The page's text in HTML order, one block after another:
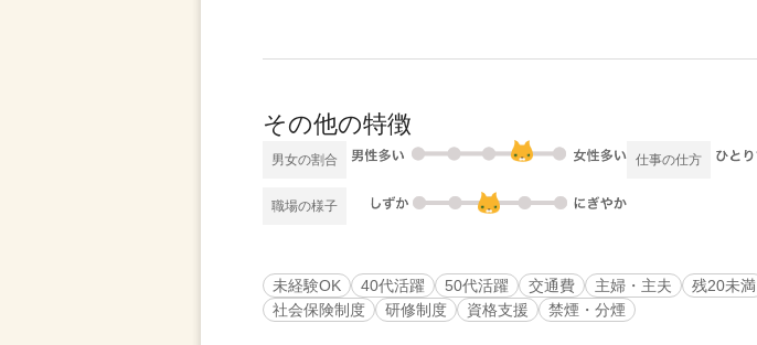
その他の特徴
男女の割合 仕事の仕方
職場の様子
未経験OK 40代活躍 50代活躍 交通費 主婦・主夫 残20未満
社会保険制度
研修制度 資格支援 禁煙・分煙